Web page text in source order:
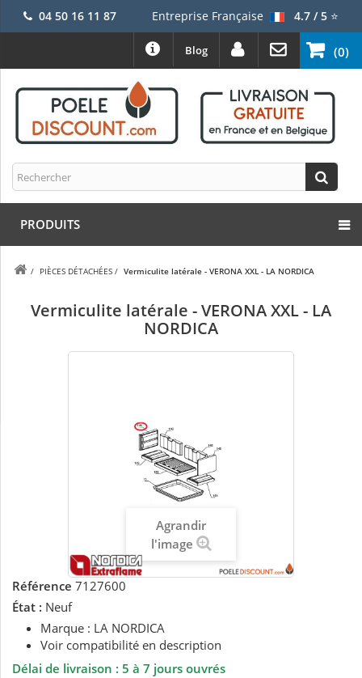
04 50 16 11 87 Entreprise Française 4.7 / 5⭐
(0)
Blog
PRODUITS
/ PIÈCES DÉTACHÉES / Vermiculite latérale - VERONA XXL - LA NORDICA
Vermiculite latérale - VERONA XXL - LA
NORDICA
Agrandir
l'image
Référence 7127600
État : Neuf
Marque : LA NORDICA
Voir compatibilité en description
Délai de livraison : 5 à 7 jours ouvrés